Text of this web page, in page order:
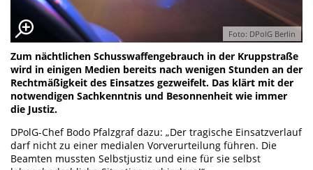
Foto: DPolG Berlin
Zum nächtlichen Schusswaffengebrauch in der Kruppstraße
wird in einigen Medien bereits nach wenigen Stunden an der
Rechtmäßigkeit des Einsatzes gezweifelt. Das klärt mit der
notwendigen Sachkenntnis und Besonnenheit wie immer
die Justiz.
DPolG-Chef Bodo Pfalzgraf dazu: „Der tragische Einsatzverlauf
darf nicht zu einer medialen Vorverurteilung führen. Die
Beamten mussten Selbstjustiz und eine für sie selbst